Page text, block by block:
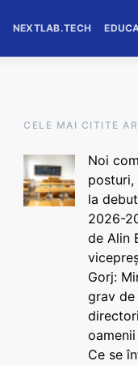
NEXTLAB.TECH
CELE MAI CITITE
Noi
posturi,
la
2026-
de Alin
Gorj:
grav de
Ce se